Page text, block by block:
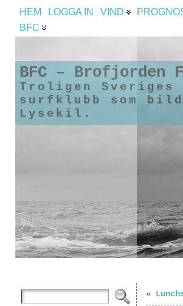
HEM LOGGA IN VIND
BFC
BFC – Brofjorden
Troligen
surfklubb som
Lysekil.
«